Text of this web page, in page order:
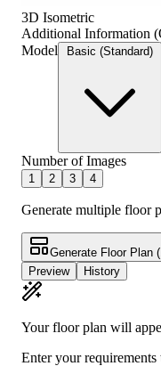
3D Isometric
Additional Information
Model
Number of Images
1 2 3 4
Generate multiple floor
Generate Floor Plan
Preview
History
Your floor plan will
Enter your requirements